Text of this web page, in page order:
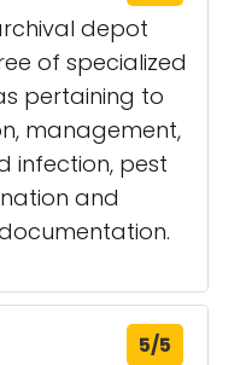
depot
of specialized
pertaining to
management,
infection, pest
and
5/5